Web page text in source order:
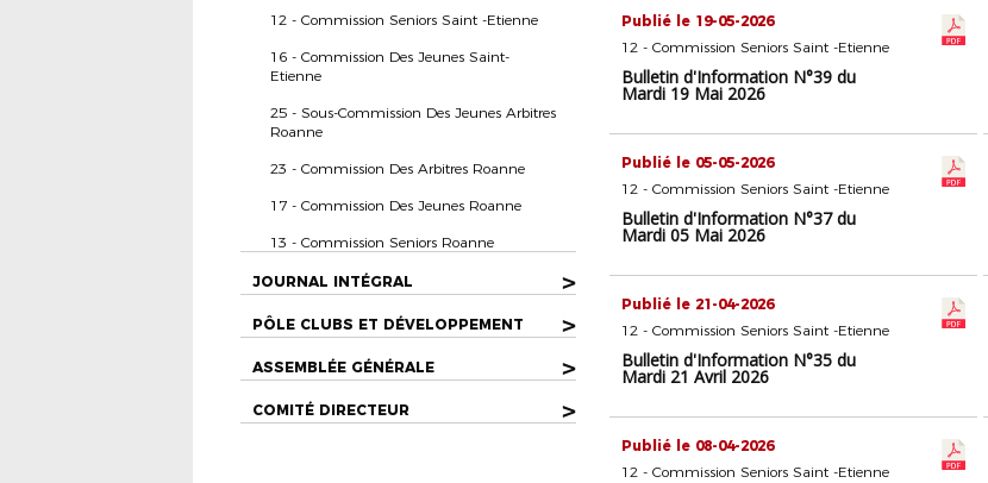
12 - Commission Seniors Saint -Etienne
16 - Commission Des Jeunes Saint-
Etienne
25 - Sous-Commission Des Jeunes Arbitres
Roanne
23 - Commission Des Arbitres Roanne
17 - Commission Des Jeunes Roanne
13 - Commission Seniors Roanne
JOURNAL INTÉGRAL >
PÔLE CLUBS ET DÉVELOPPEMENT >
ASSEMBLÉE GÉNÉRALE >
COMITÉ DIRECTEUR >
Publié le 19-05-2026
12 - Commission Seniors Saint -Etienne
Bulletin d'Information N°39 du
Mardi 19 Mai 2026
Publié le 05-05-2026
12 - Commission Seniors Saint -Etienne
Bulletin d'Information N°37 du
Mardi 05 Mai 2026
Publié le 21-04-2026
12 - Commission Seniors Saint -Etienne
Bulletin d'Information N°35 du
Mardi 21 Avril 2026
Publié le 08-04-2026
12 - Commission Seniors Saint -Etienne